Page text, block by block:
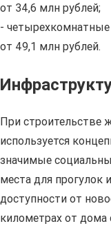
от 34,6 млн рублей;
-
от 49,1 млн рублей.
При строительстве
используется
значимые
места для прогулок
доступности от
километрах от